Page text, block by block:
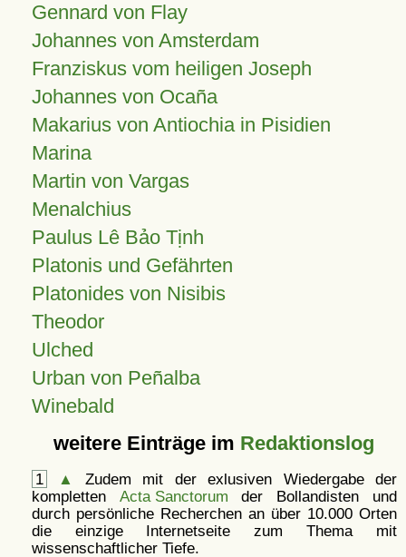
Gennard von Flay
Johannes von Amsterdam
Franziskus vom heiligen Joseph
Johannes von Ocaña
Makarius von Antiochia in Pisidien
Marina
Martin von Vargas
Menalchius
Paulus Lê Bảo Tịnh
Platonis und Gefährten
Platonides von Nisibis
Theodor
Ulched
Urban von Peñalba
Winebald
weitere Einträge im Redaktionslog
1 ▲
Zudem mit der exlusiven Wiedergabe der
kompletten Acta Sanctorum der Bollandisten und
durch persönliche Recherchen an über 10.000 Orten
die einzige Internetseite zum Thema mit
wissenschaftlicher Tiefe.